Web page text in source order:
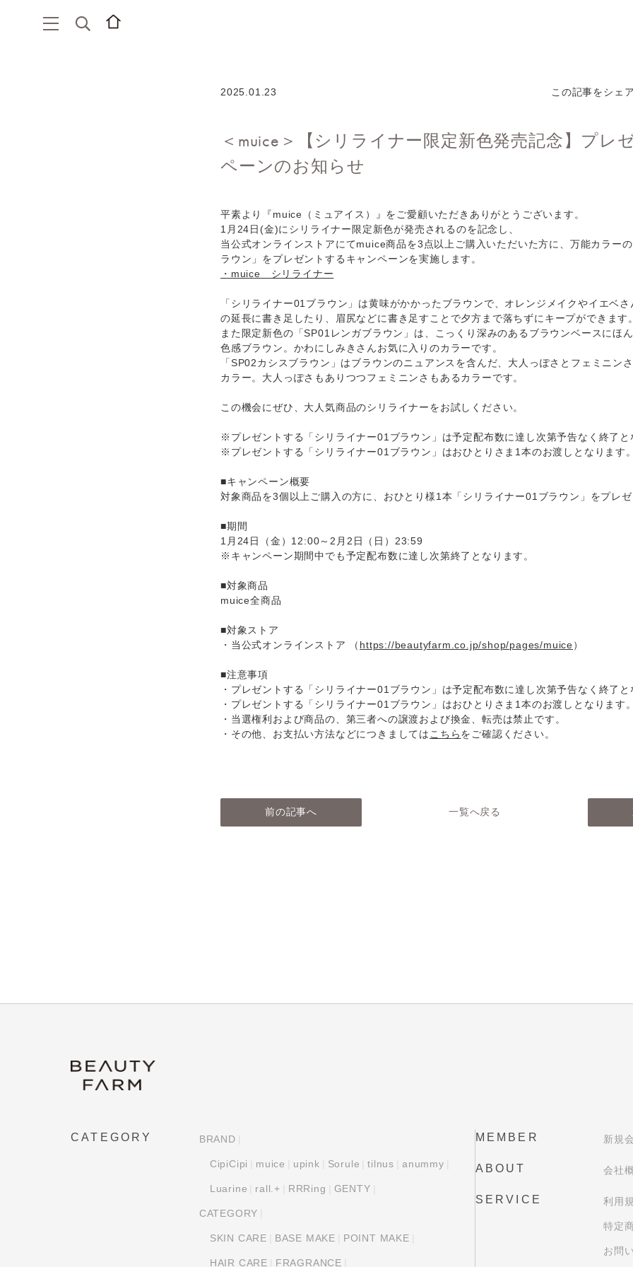
2025.01.23 この記事をシェア
＜muice＞【シリライナー限定新色発売記念】プレ
ペーンのお知らせ
平素より『muice（ミュアイス）』をご愛顧いただきありがとうございます。
1月24日(金)にシリライナー限定新色が発売されるのを記念し、
当公式オンラインストアにてmuice商品を3点以上ご購入いただいた方に、万能カラー
ラウン」をプレゼントするキャンペーンを実施します。
・muice シリライナー
「シリライナー01ブラウン」は黄味がかかったブラウンで、オレンジメイクやイエベ
の延長に書き足したり、眉尻などに書き足すことで夕方まで落ちずにキープができます。
また限定新色の「SP01レンガブラウン」は、こっくり深みのあるブラウンベースにほ
色感ブラウン。かわにしみきさんお気に入りのカラーです。
「SP02カシスブラウン」はブラウンのニュアンスを含んだ、大人っぽさとフェミニン
カラー。大人っぽさもありつつフェミニンさもあるカラーです。
この機会にぜひ、大人気商品のシリライナーをお試しください。
※プレゼントする「シリライナー01ブラウン」は予定配布数に達し次第予告なく終了と
※プレゼントする「シリライナー01ブラウン」はおひとりさま1本のお渡しとなります。
■キャンペーン概要
対象商品を3個以上ご購入の方に、おひとり様1本「シリライナー01ブラウン」をプレゼ
■期間
1月24日（金）12:00～2月2日（日）23:59
※キャンペーン期間中でも予定配布数に達し次第終了となります。
■対象商品
muice全商品
■対象ストア
・当公式オンラインストア （ https://beautyfarm.co.jp/shop/pages/muice）
■注意事項
・プレゼントする「シリライナー01ブラウン」は予定配布数に達し次第予告なく終了と
・プレゼントする「シリライナー01ブラウン」はおひとりさま1本のお渡しとなります。
・当選権利および商品の、第三者への譲渡および換金、転売は禁止です。
・その他、お支払い方法などにつきましては こちらをご確認ください。
前の記事へ 一覧へ戻る
CATEGORY BRAND
CipiCipi muice upink Sorule tilnus anummy
Luarine rall.+ RRRing GENTY
CATEGORY
SKIN CARE BASE MAKE POINT MAKE
HAIR CARE FRAGRANCE
MEMBER 新規
ABOUT 会社
SERVICE 利用
特定
お問